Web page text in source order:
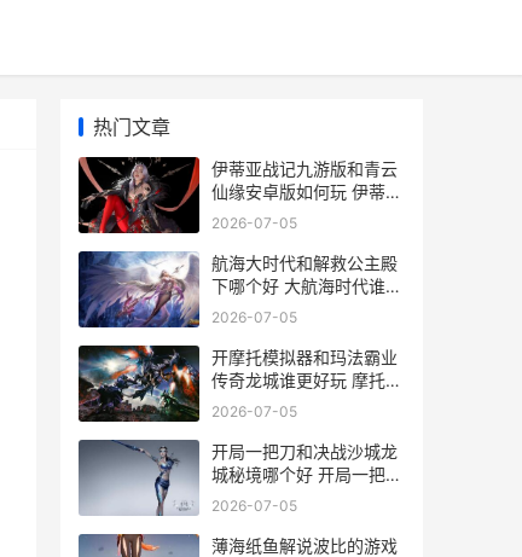
热门文章
伊蒂亚战记九游版和青云
仙缘安卓版如何玩 伊蒂剧
情简介
2026-07-05
航海大时代和解救公主殿
下哪个好 大航海时代谁开
启的
2026-07-05
开摩托模拟器和玛法霸业
传奇龙城谁更好玩 摩托车
模拟机
2026-07-05
开局一把刀和决战沙城龙
城秘境哪个好 开局一把刀
的小说
2026-07-05
薄海纸鱼解说波比的游戏